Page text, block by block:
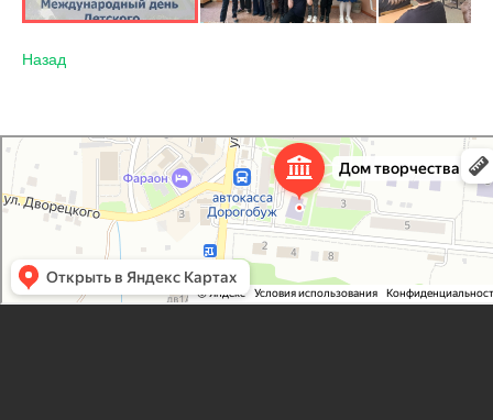
Назад
Дорогобужский дом детского творчества
Дом культуры в Дорогобуже
Дополнительное образование в Дорогобуже